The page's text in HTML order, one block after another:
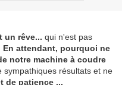
un rêve... qui n'est pas
En attendant, pourquoi ne
notre machine à coudre
sympathiques résultats et ne
de patience ...